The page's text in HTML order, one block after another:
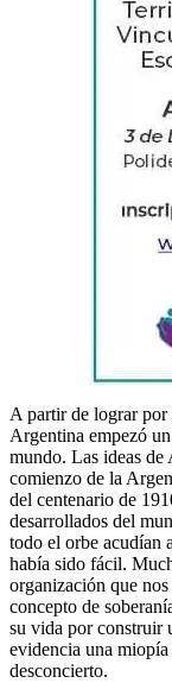
A partir de lograr
Argentina empezó
mundo. Las ideas de
comienzo de la
del centenario de
desarrollados del
todo el orbe acudían
había sido fácil.
organización que
concepto de
su vida por construir
evidencia una
desconcierto.